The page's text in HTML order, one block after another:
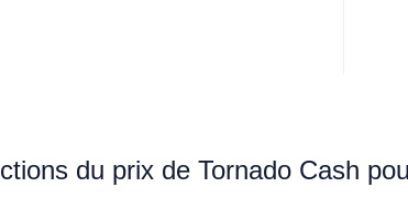
du prix de Tornado Cash